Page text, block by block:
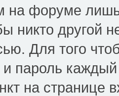
на форуме
никто другой
Для того
и пароль
на странице